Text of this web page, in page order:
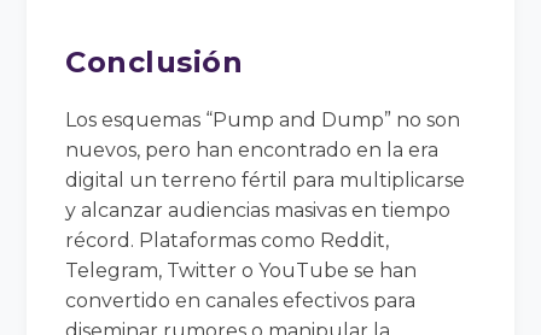
Conclusión
Los esquemas “Pump and Dump” no son
nuevos, pero han encontrado en la era
digital un terreno fértil para multiplicarse
y alcanzar audiencias masivas en tiempo
récord. Plataformas como Reddit,
Telegram, Twitter o YouTube se han
convertido en canales efectivos para